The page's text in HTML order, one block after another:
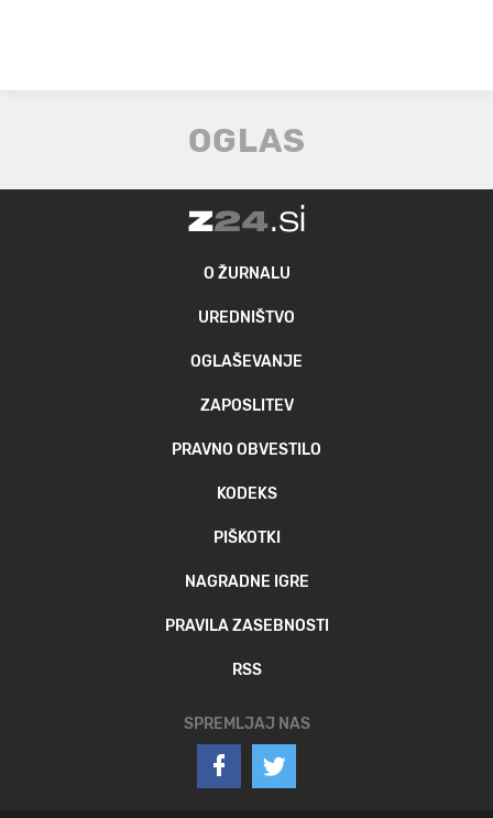
O ŽURNALU
UREDNIŠTVO
OGLAŠEVANJE
ZAPOSLITEV
PRAVNO OBVESTILO
KODEKS
PIŠKOTKI
NAGRADNE IGRE
PRAVILA ZASEBNOSTI
RSS
SPREMLJAJ NAS